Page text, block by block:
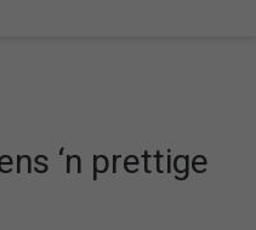
‘n prettige